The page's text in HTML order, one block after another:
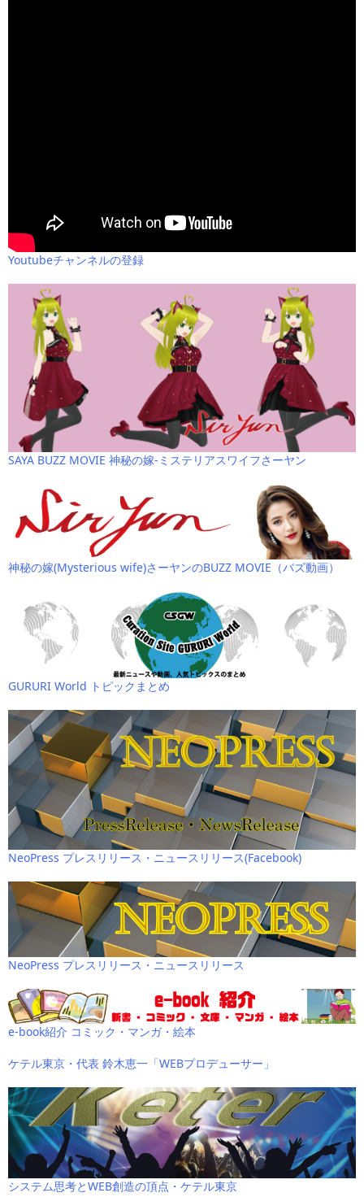
Youtubeチャンネルの登録
SAYA BUZZ MOVIE 神秘の嫁-ミステリアスワイフさーヤン
神秘の嫁(Mysterious wife)さーヤンのBUZZ MOVIE（バズ動画）
GURURI World トピックまとめ
NeoPress プレスリリース・ニュースリリース(Facebook)
NeoPress プレスリリース・ニュースリリース
e-book紹介 コミック・マンガ・絵本
ケテル東京・代表 鈴木恵一「WEBプロデューサー」
システム思考とWEB創造の頂点・ケテル東京